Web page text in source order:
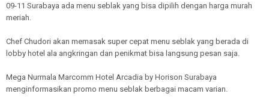
09-11 Surabaya ada menu seblak yang bisa dipilih dengan harga murah
meriah.
Chef Chudori akan memasak super cepat menu seblak yang berada di
lobby hotel ala angkringan dan penikmat bisa langsung pesan saja.
Mega Nurmala Marcomm Hotel Arcadia by Horison Surabaya
menginformasikan promo menu seblak berbagai macam varian.